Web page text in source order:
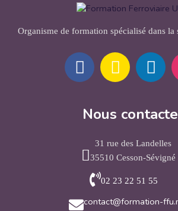
Organisme de formation spécialisé dans
Nous
31 rue des Landelles
35510 Cesson-Sévigné
02 23 22 51 55
contact@formation-